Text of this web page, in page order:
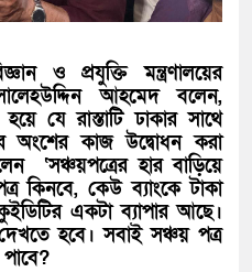
ও প্রযুক্তি মন্ত্রণালয়ের
আহমেদ বলেন,
যে রাস্তাটি ঢাকার সাথে
অংশের কাজ উদ্বোধন করা
‘সঞ্চয়পত্রের হার বাড়িয়ে
কিনবে, কেউ ব্যাংকে টাকা
একটা ব্যাপার আছে।
হবে। সবাই সঞ্চয় পত্র